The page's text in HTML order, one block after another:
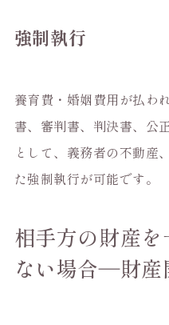
強制執行
養育費・婚姻費用が払わ
書、審判書、判決書、公
として、義務者の不動産
た強制執行が可能です。
相手方の財産
ない場合―財産